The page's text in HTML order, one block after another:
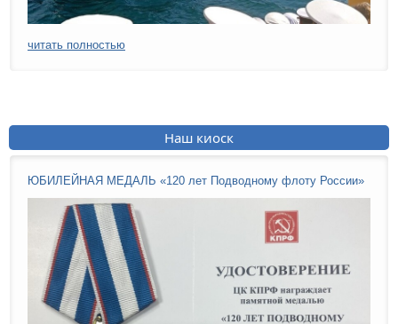
читать полностью
Наш киоск
ЮБИЛЕЙНАЯ МЕДАЛЬ «120 лет Подводному флоту России»